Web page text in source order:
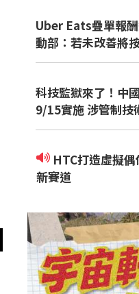
Uber Eats疊單報
動部：若未改善將
科技監獄來了！中
9/15實施 涉管制技
新賽道